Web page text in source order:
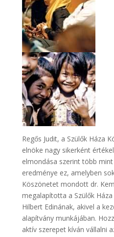
Regős Judit, a Szülők Háza
elnöke nagy sikerként
elmondása szerint több
eredménye ez, amelyben
Köszönetet mondott dr.
megalapította a Szülők
Hilbert Edinának, akivel a
alapítvány munkájában.
aktív szerepet kíván vállalni